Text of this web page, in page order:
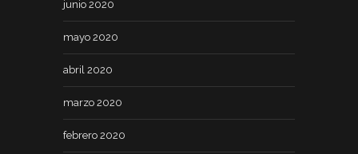
junio 2020
mayo 2020
abril 2020
marzo 2020
febrero 2020